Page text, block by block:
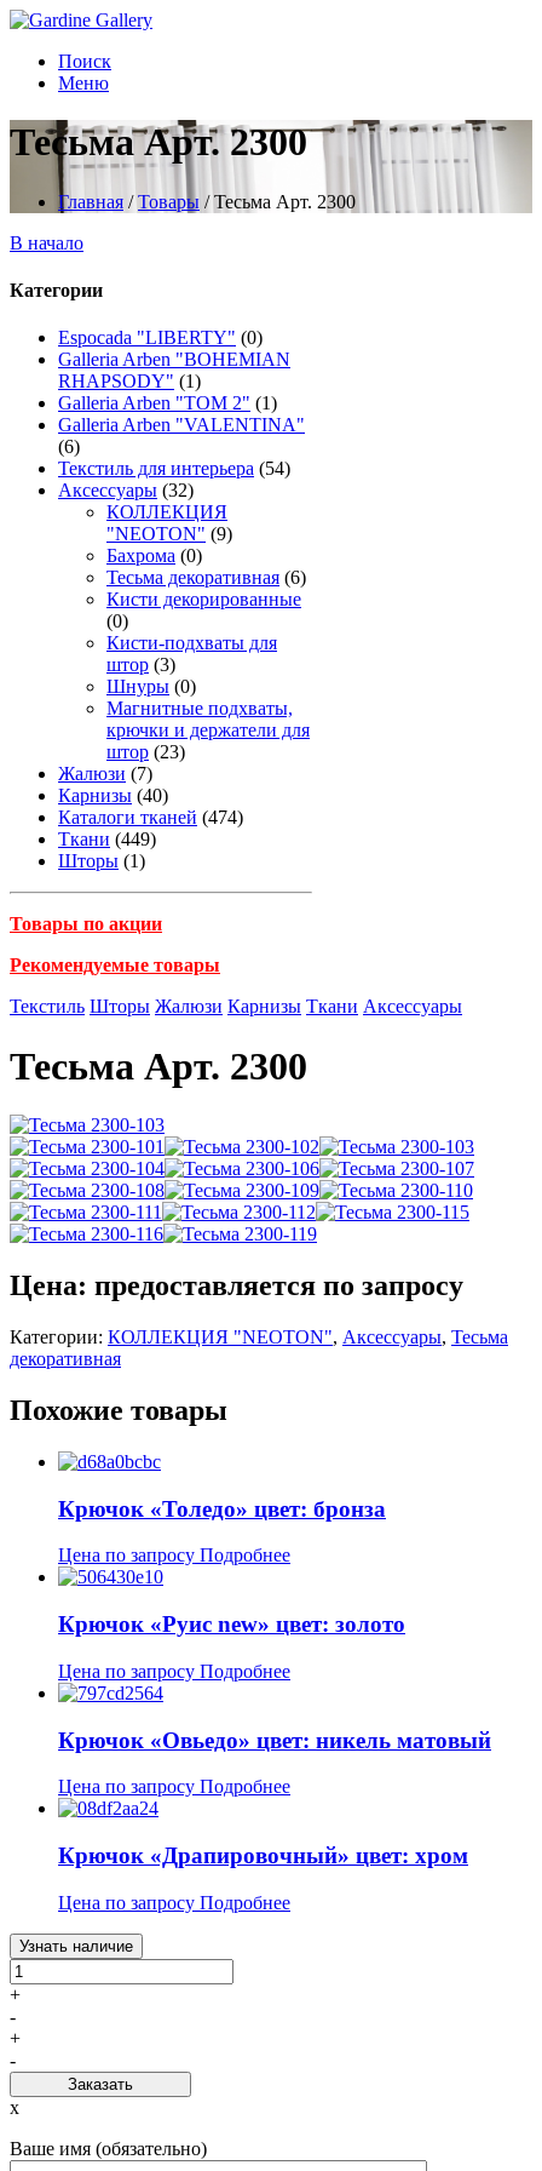
Поиск
Меню
Тесьма Арт. 2300
Главная /Товары /Тесьма Арт. 2300
В начало
Категории
Espocada "LIBERTY" (0)
Galleria Arben "BOHEMIAN
RHAPSODY" (1)
Galleria Arben "TOM 2" (1)
Galleria Arben "VALENTINA"
(6)
Текстиль для интерьера (54)
Аксессуары (32)
КОЛЛЕКЦИЯ
"NEOTON" (9)
Бахрома (0)
Тесьма декоративная (6)
Кисти декорированные
(0)
Кисти-подхваты для
штор (3)
Шнуры (0)
Магнитные подхваты,
крючки и держатели для
штор (23)
Жалюзи (7)
Карнизы (40)
Каталоги тканей (474)
Ткани (449)
Шторы (1)
Товары по акции
Рекомендуемые товары
Текстиль Шторы Жалюзи Карнизы Ткани Аксессуары
Тесьма Арт. 2300
Цена: предоставляется по запросу
Категории: КОЛЛЕКЦИЯ "NEOTON", Аксессуары, Тесьма
декоративная
Похожие товары
Крючок «Толедо» цвет: бронза
Цена по запросу Подробнее
Крючок «Руис new» цвет: золото
Цена по запросу Подробнее
Крючок «Овьедо» цвет: никель матовый
Цена по запросу Подробнее
Крючок «Драпировочный» цвет: хром
Цена по запросу Подробнее
Узнать наличие
+
-
+
-
Заказать
x
Ваше имя (обязательно)